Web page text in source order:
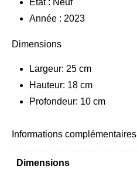
Année : 2023
Dimensions
Largeur: 25 cm
Hauteur: 18 cm
Profondeur: 10 cm
Informations complémentaires
Dimensions